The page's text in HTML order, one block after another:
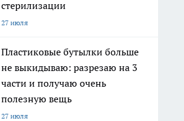
стерилизации
27 июля
Пластиковые бутылки больше
не выкидываю: разрезаю на 3
части и получаю очень
полезную вещь
27 июля